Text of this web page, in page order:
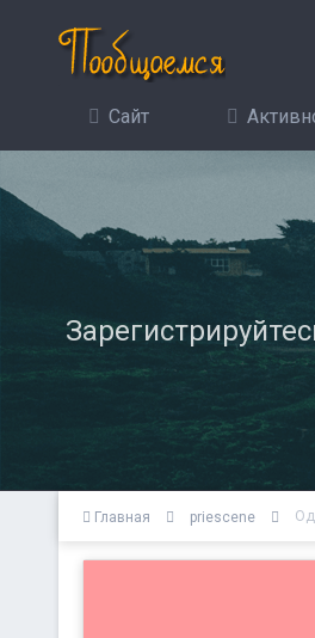
Сайт
Главная priescene